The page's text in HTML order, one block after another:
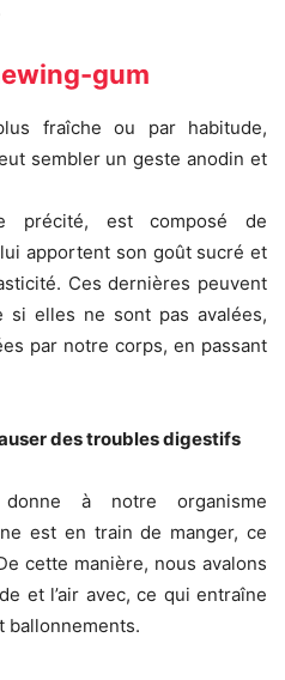
gum
fraîche ou par habitude,
sembler un geste anodin et
précité, est composé de
apportent son goût sucré et
Ces dernières peuvent
si elles ne sont pas avalées,
par notre corps, en passant
des troubles digestifs
donne à notre organisme
est en train de manger, ce
cette manière, nous avalons
et l’air avec, ce qui entraîne
ballonnements.